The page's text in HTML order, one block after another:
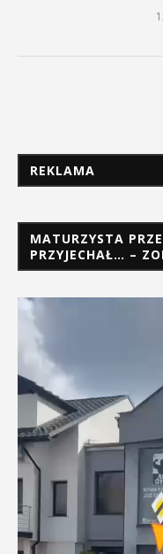
REKLAMA
MATURZYSTA
PRZYJECHAŁ… –
Odtwarzacz